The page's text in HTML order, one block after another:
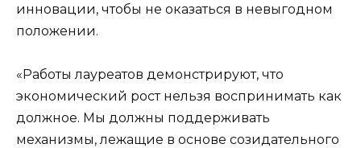
инновации, чтобы не оказаться в невыгодном
положении.
«Работы лауреатов демонстрируют, что
экономический рост нельзя воспринимать как
должное. Мы должны поддерживать
механизмы, лежащие в основе созидательного